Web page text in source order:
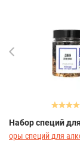
Набор специй
специй для